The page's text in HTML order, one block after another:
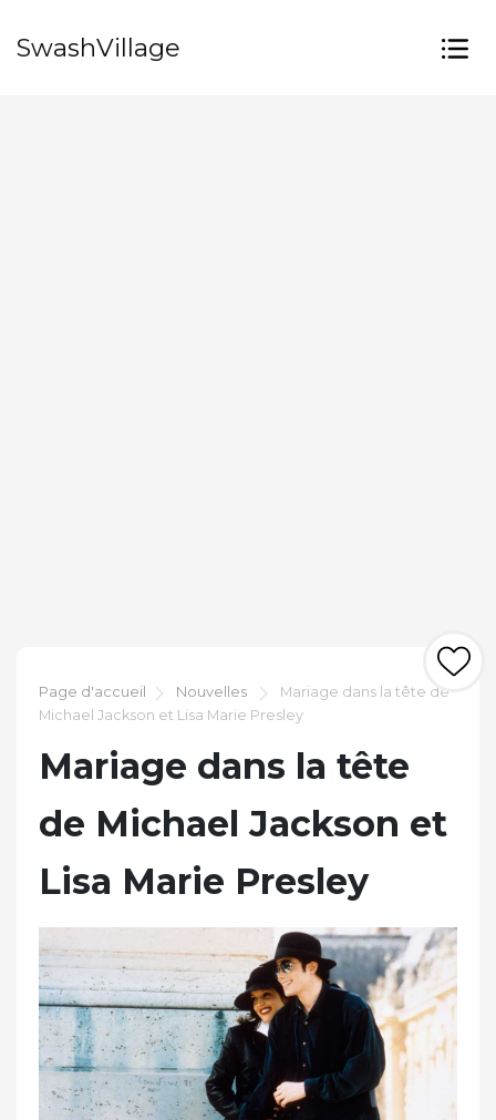
SwashVillage
Page d'accueil Nouvelles
Mariage dans la tête de
Michael Jackson et Lisa Marie Presley
Mariage dans la tête
de Michael Jackson et
Lisa Marie Presley